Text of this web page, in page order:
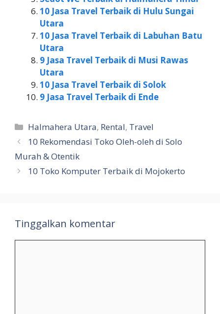
10 Jasa Travel Terbaik di Hulu Sungai
Utara
10 Jasa Travel Terbaik di Labuhan Batu
Utara
9 Jasa Travel Terbaik di Musi Rawas
Utara
10 Jasa Travel Terbaik di Solok
9 Jasa Travel Terbaik di Ende
Kategori
Halmahera Utara, Rental, Travel
10 Rekomendasi Toko Oleh-oleh di Solo
Murah & Otentik
10 Toko Komputer Terbaik di Mojokerto
Tinggalkan komentar